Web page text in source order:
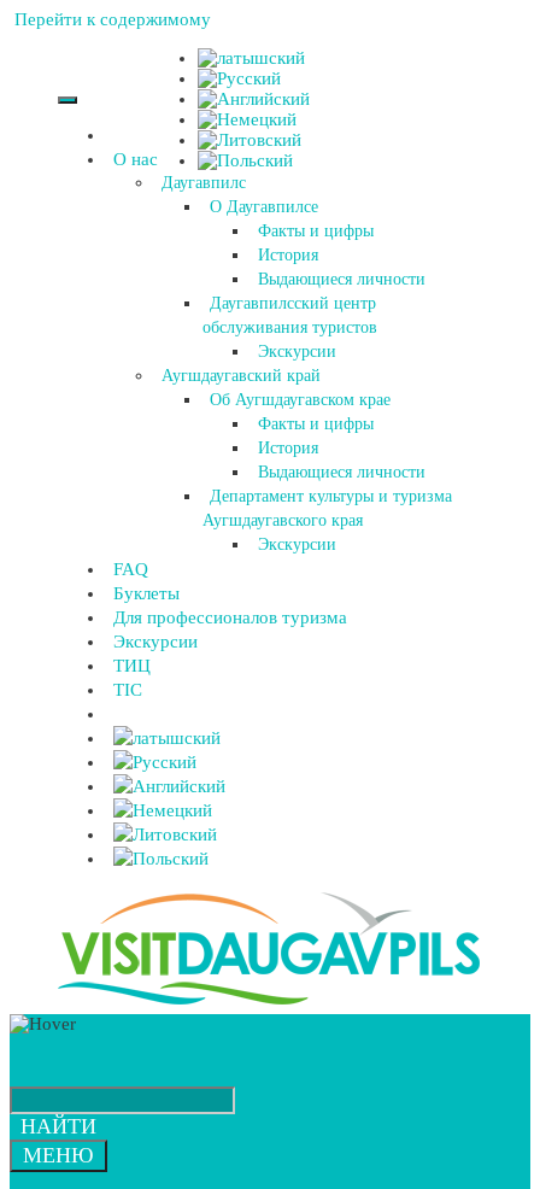
Перейти к содержимому
О нас
Даугавпилс
О Даугавпилсе
Факты и цифры
История
Выдающиеся личности
Даугавпилсский центр
обслуживания туристов
Экскурсии
Аугшдаугавский край
Об Аугшдаугавском крае
Факты и цифры
История
Выдающиеся личности
Департамент культуры и туризма
Аугшдаугавского края
Экскурсии
FAQ
Буклеты
Для профессионалов туризма
Экскурсии
ТИЦ
TIC
НАЙТИ
МЕНЮ